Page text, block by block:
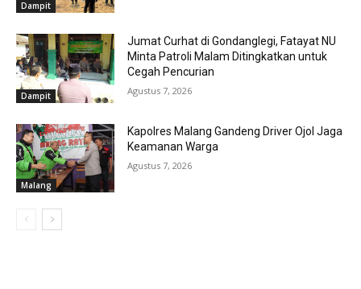
Dampit
Dampit
Jumat Curhat di Gondanglegi, Fatayat NU
Minta Patroli Malam Ditingkatkan untuk
Cegah Pencurian
Agustus 7, 2026
Malang
Kapolres Malang Gandeng Driver Ojol Jaga
Keamanan Warga
Agustus 7, 2026